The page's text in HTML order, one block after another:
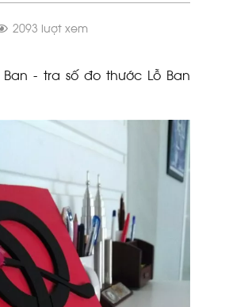
2093 lượt xem
Ban - tra số đo thước Lỗ Ban